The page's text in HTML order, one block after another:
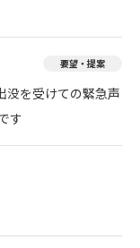
要望・提案
を受けての緊急声
す